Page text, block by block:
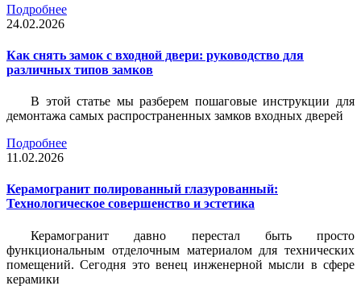
Подробнее
24.02.2026
Как снять замок с входной двери: руководство для
различных типов замков
В этой статье мы разберем пошаговые инструкции для
демонтажа самых распространенных замков входных дверей
Подробнее
11.02.2026
Керамогранит полированный глазурованный:
Технологическое совершенство и эстетика
Керамогранит давно перестал быть просто
функциональным отделочным материалом для технических
помещений. Сегодня это венец инженерной мысли в сфере
керамики